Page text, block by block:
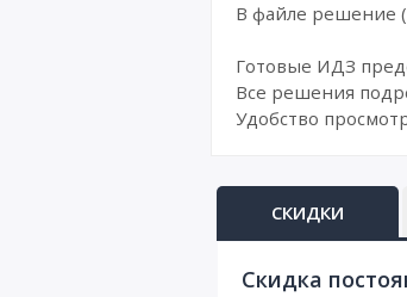
В файле решение
Готовые ИДЗ
Все решения
Удобство
СКИДКИ
Cкидка